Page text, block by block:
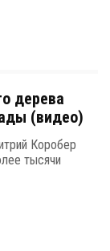
дерева
(видео)
Коробер
тысячи